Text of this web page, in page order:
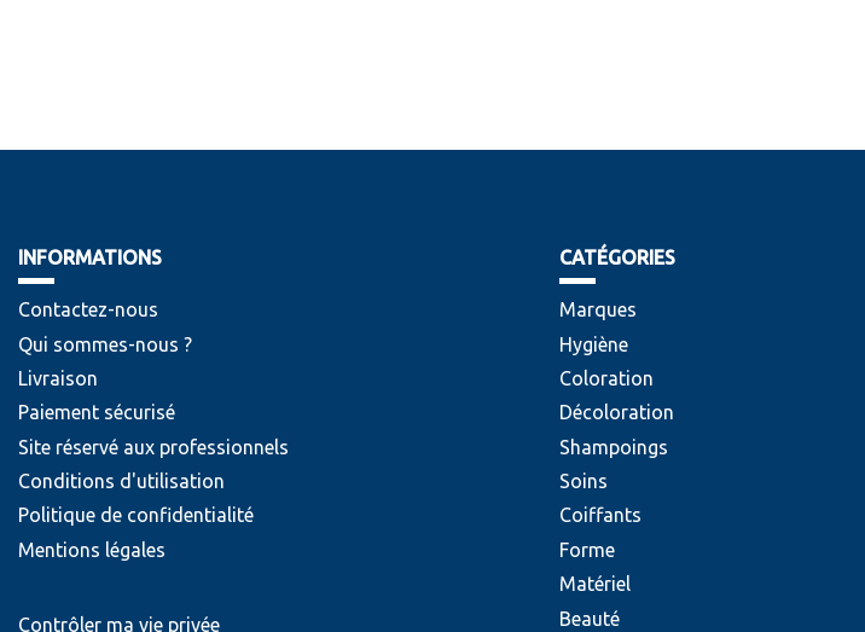
INFORMATIONS
Contactez-nous
Qui sommes-nous ?
Livraison
Paiement sécurisé
Site réservé aux professionnels
Conditions d'utilisation
Politique de confidentialité
Mentions légales
Contrôler ma vie privée
CATÉGORIES
Marques
Hygiène
Coloration
Décoloration
Shampoings
Soins
Coiffants
Forme
Matériel
Beauté